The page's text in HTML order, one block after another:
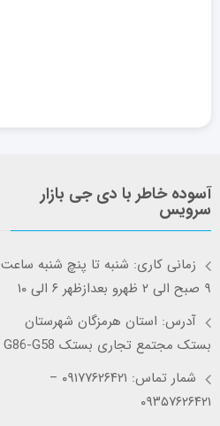
آسوده خاطر با دی جی بازار
سرویس
زمانی کاری: شنبه تا پنچ شنبه ساعت
۹ صبح الی ۲ ظهرو بعدازظهر ۶ الی ۱۰
آدرس: استان هرمزگان شهرستان
بستک مجتمع تجاری بستک G86-G58
شمار تماس: ۰۹۱۷۷۶۲۶۴۲۱ –
۰۹۳۵۷۶۲۶۴۲۱